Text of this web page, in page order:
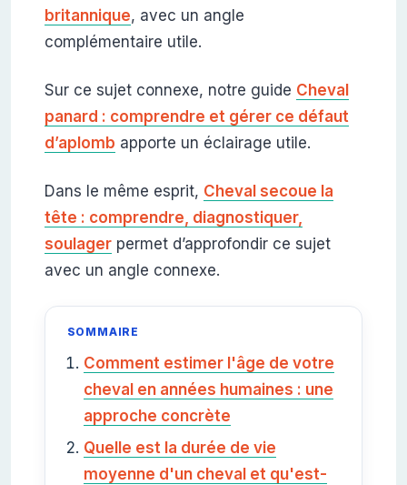
britannique, avec un angle
complémentaire utile.
Sur ce sujet connexe, notre guide Cheval
panard : comprendre et gérer ce défaut
d’aplomb apporte un éclairage utile.
Dans le même esprit, Cheval secoue la
tête : comprendre, diagnostiquer,
soulagerpermet d’approfondir ce sujet
avec un angle connexe.
SOMMAIRE
Comment estimer l'âge de votre
cheval en années humaines : une
approche concrète
Quelle est la durée de vie
moyenne d'un cheval et qu'est-